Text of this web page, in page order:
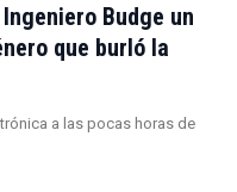
Budge un
que burló la
a las pocas horas de